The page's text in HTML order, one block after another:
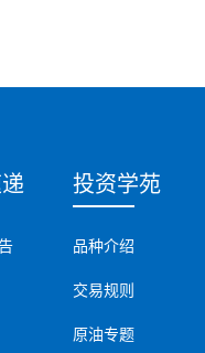
投资学苑
品种介绍
交易规则
原油专题